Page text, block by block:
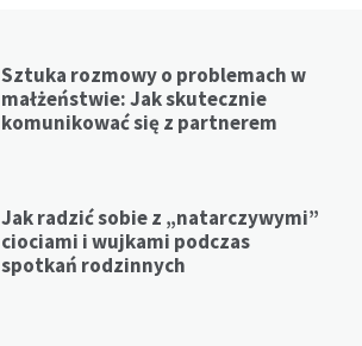
Sztuka rozmowy o problemach w
małżeństwie: Jak skutecznie
komunikować się z partnerem
Jak radzić sobie z „natarczywymi”
ciociami i wujkami podczas
spotkań rodzinnych